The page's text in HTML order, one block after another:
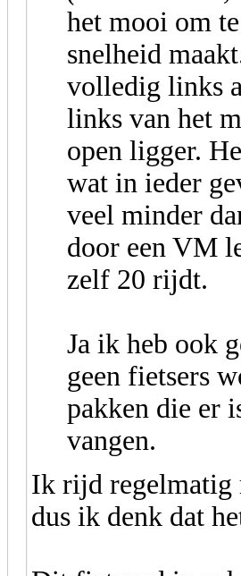
het mooi om
snelheid
volledig links
links van het
open ligger.
wat in ieder
veel minder
door een VM
zelf 20 rijdt.
Ja ik heb ook
geen fietsers
pakken die er
vangen.
Ik rijd regelmatig
dus ik denk dat